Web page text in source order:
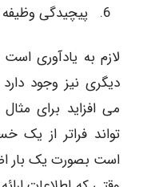
پیچیدگی وظیفه
لازم به یادآوری
دیگری نیز وجود
می افزاید برای
تواند فراتر از
است بصورت یک بار